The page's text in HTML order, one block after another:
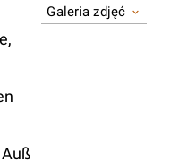
Galeria zdjęć